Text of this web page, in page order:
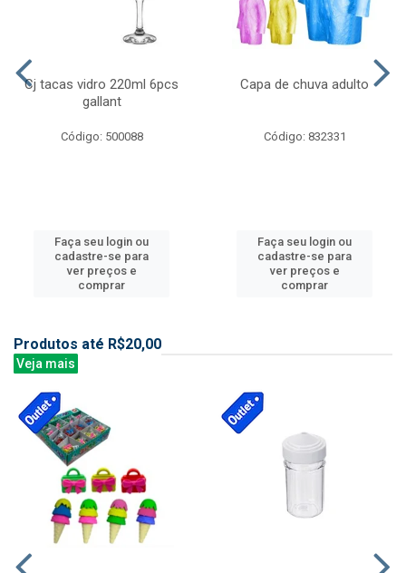
Cj tacas vidro 220ml 6pcs
gallant
Código: 500088
Faça seu login ou
cadastre-se para
ver preços e
comprar
Capa de chuva adulto
Código: 832331
Faça seu login ou
cadastre-se para
ver preços e
comprar
Produtos até R$20,00
Veja mais